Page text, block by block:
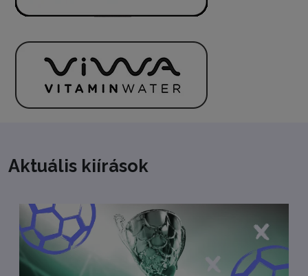
−
Aktuális kiírások